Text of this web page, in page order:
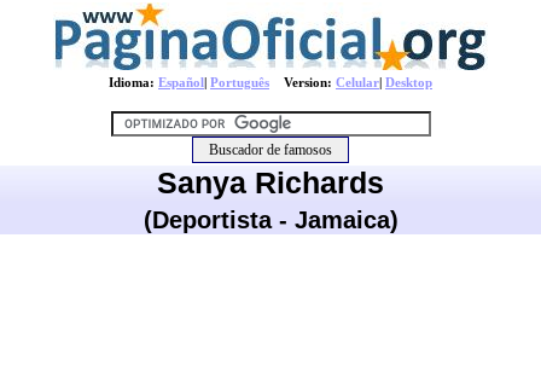
Idioma: Español| Português Version: Celular| Desktop
Sanya Richards
(Deportista - Jamaica)